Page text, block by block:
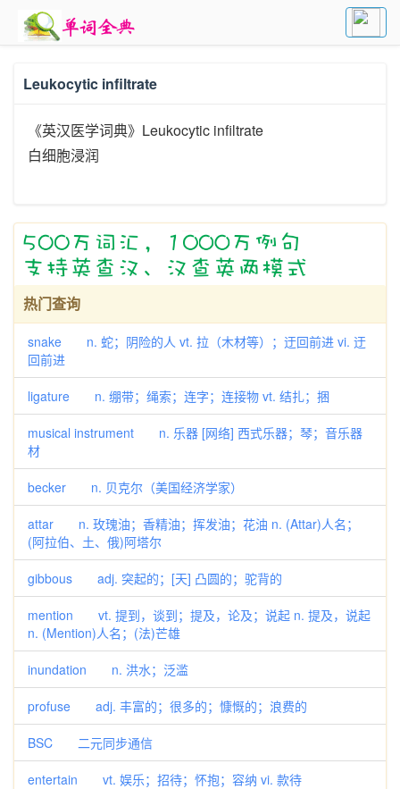
Leukocytic infiltrate
《英汉医学词典》Leukocytic infiltrate
白细胞浸润
热门查询
snake n. 蛇；阴险的人 vt. 拉（木材等）；迂回前进 vi. 迂
回前进
ligature n. 绷带；绳索；连字；连接物 vt. 结扎；捆
musical instrument n. 乐器 [网络] 西式乐器；琴；音乐器
材
becker n. 贝克尔（美国经济学家）
attar n. 玫瑰油；香精油；挥发油；花油 n. (Attar)人名；
(阿拉伯、土、俄)阿塔尔
gibbous adj. 突起的；[天] 凸圆的；驼背的
mention vt. 提到，谈到；提及，论及；说起 n. 提及，说起
n. (Mention)人名；(法)芒雄
inundation n. 洪水；泛滥
profuse adj. 丰富的；很多的；慷慨的；浪费的
BSC 二元同步通信
entertain vt. 娱乐；招待；怀抱；容纳 vi. 款待